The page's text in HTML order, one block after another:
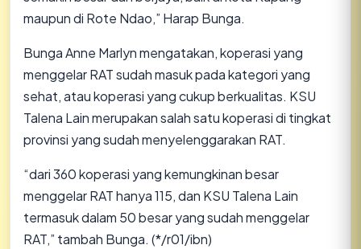
maupun di Rote Ndao,” Harap Bunga.
Bunga Anne Marlyn mengatakan, koperasi yang
menggelar RAT sudah masuk pada kategori yang
sehat, atau koperasi yang cukup berkualitas. KSU
Talena Lain merupakan salah satu koperasi di tingkat
provinsi yang sudah menyelenggarakan RAT.
“dari 360 koperasi yang kemungkinan besar
menggelar RAT hanya 115, dan KSU Talena Lain
termasuk dalam 50 besar yang sudah menggelar
RAT,” tambah Bunga. (*/r01/ibn)